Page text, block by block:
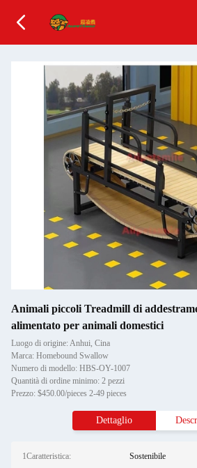
Animali piccoli Treadmill di
alimentato per animali domestici
Luogo di origine: Anhui, Cina
Marca: Homebound Swallow
Numero di modello: HBS-OY-1007
Quantità di ordine minimo: 2 pezzi
Prezzo: $450.00/pieces 2-49 pieces
Dettaglio
1Caratteristica: Sostenibile